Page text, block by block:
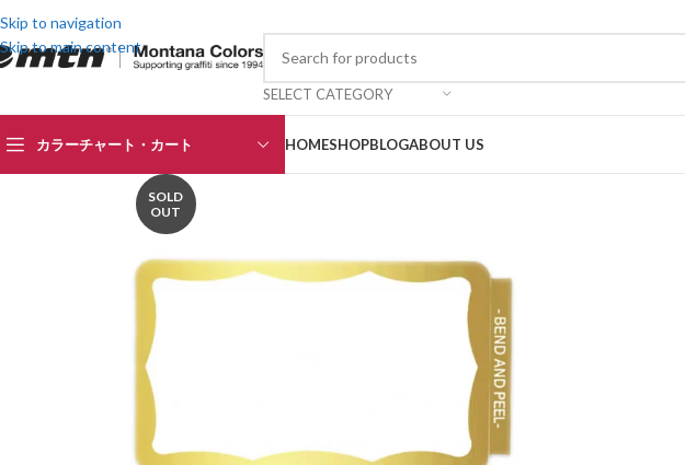
Skip to navigation
Skip to main content
SELECT CATEGORY
カラーチャート・カート HOMESHOPBLOGABOUT US
SOLD
OUT